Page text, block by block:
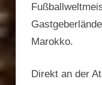
Marokko.
Direkt an der